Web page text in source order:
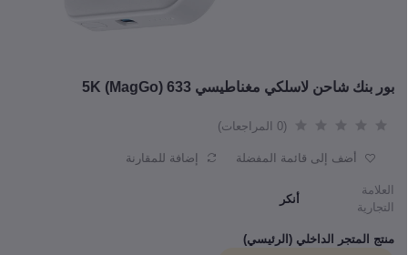
بور بنك شاحن لاسلكي مغناطيسي 633 (MagGo) 5K
(0 المراجعات)
أضف إلى قائمة المفضلة إضافة للمقارنة
العلامة
التجارية
أنكر
منتج المتجر الداخلي (الرئيسي)